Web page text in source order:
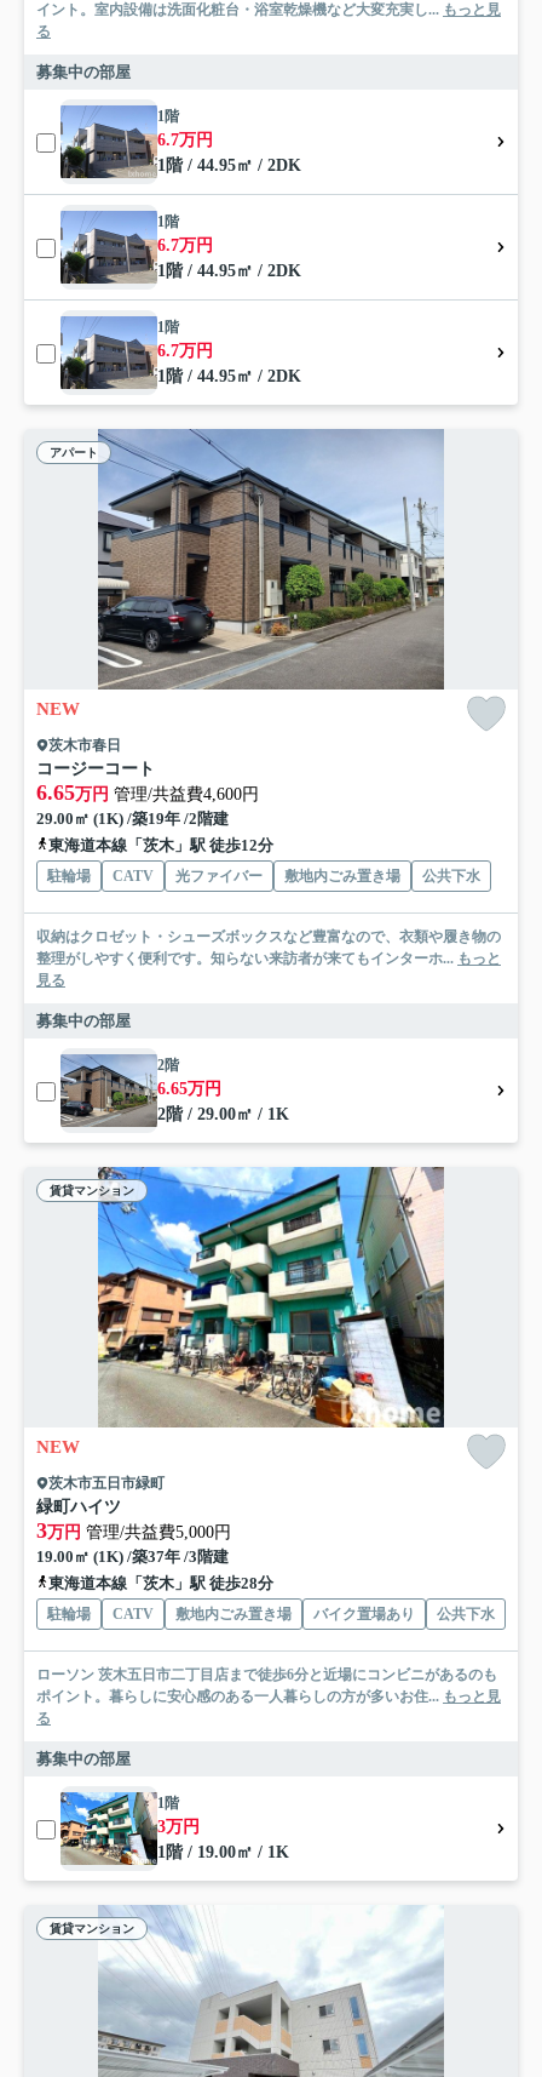
イント。室内設備は洗面化粧台・浴室乾燥機など大変充実し... もっと見
る
募集中の部屋
1階
6.7万円
1階 / 44.95㎡ / 2DK
1階
6.7万円
1階 / 44.95㎡ / 2DK
1階
6.7万円
1階 / 44.95㎡ / 2DK
アパート
NEW
茨木市春日
コージーコート
6.65万円 管理/共益費4,600円
29.00㎡ (1K) /築19年 /2階建
東海道本線「茨木」駅 徒歩12分
駐輪場 CATV 光ファイバー 敷地内ごみ置き場 公共下水
収納はクロゼット・シューズボックスなど豊富なので、衣類や履き物の
整理がしやすく便利です。知らない来訪者が来てもインターホ... もっと
見る
募集中の部屋
2階
6.65万円
2階 / 29.00㎡ / 1K
賃貸マンション
NEW
茨木市五日市緑町
緑町ハイツ
3万円 管理/共益費5,000円
19.00㎡ (1K) /築37年 /3階建
東海道本線「茨木」駅 徒歩28分
駐輪場 CATV 敷地内ごみ置き場 バイク置場あり 公共下水
ローソン 茨木五日市二丁目店まで徒歩6分と近場にコンビニがあるのも
ポイント。暮らしに安心感のある一人暮らしの方が多いお住... もっと見
る
募集中の部屋
1階
3万円
1階 / 19.00㎡ / 1K
賃貸マンション